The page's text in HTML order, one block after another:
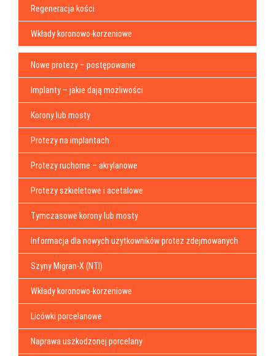
Regeneracja kości
Wkłady koronowo-korzeniowe
Nowe protezy – postępowanie
Implanty – jakie dają możliwości
Korony lub mosty
Protezy na implantach
Protezy ruchome – akrylanowe
Protezy szkieletowe i acetalowe
Tymczasowe korony lub mosty
Informacja dla nowych użytkowników protez zdejmowanych
Szyny Migran-X (NTI)
Wkłady koronowo-korzeniowe
Licówki porcelanowe
Naprawa uszkodzonej porcelany